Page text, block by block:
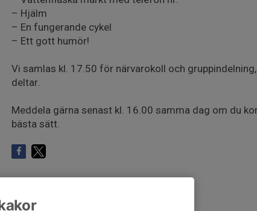
– Hjälm
– En fungerande cykel
– Ett gott humör!
Vi samlas kl. 17.50 för närvarokoll och
deltar.
Meddela gärna senast kl. 16.00 samma dag om du
bästa sätt.